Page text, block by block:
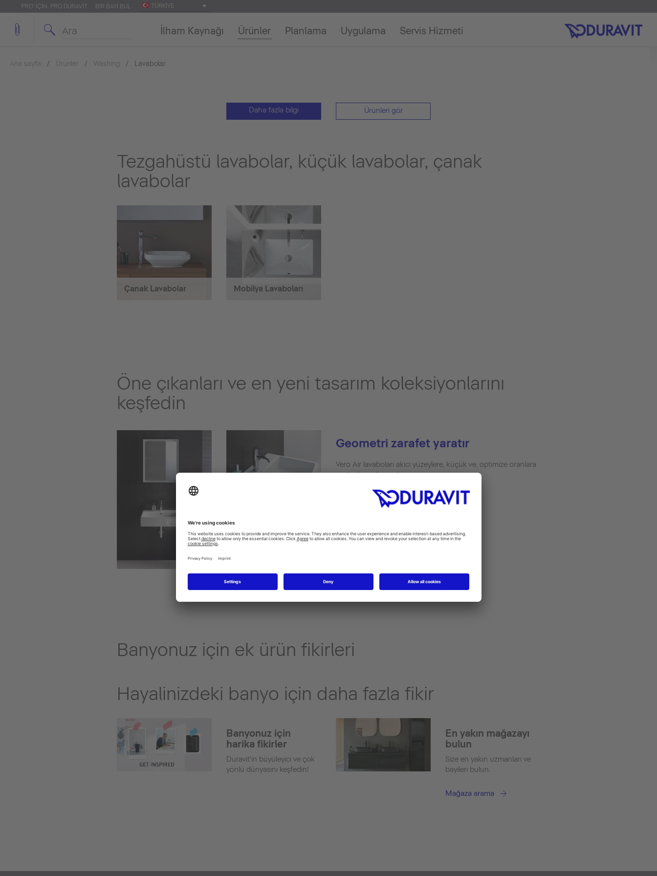
'PRO' IÇIN: PRO.DURAVIT BIR BAYI BUL TÜRKIYE
İlham Kaynağı Ürünler Planlama Uygulama Servis Hizmeti
Ana sayfa Ürünler Washing Lavabolar
Daha fazla bilgi Ürünleri gör
Tezgahüstü lavabolar, küçük lavabolar, çanak
lavabolar
Çanak Lavabolar Mobilya Lavaboları
Öne çıkanları ve en yeni tasarım koleksiyonlarını
keşfedin
Geometri zarafet yaratır
Vero Air lavaboları akıcı yüzeylere, küçük ve, optimize oranlara
ve dar kenarlara sahiptir.
Banyonuz için ek ürün fikirleri
Hayalinizdeki banyo için daha fazla fikir
Banyonuz için
harika fikirler
Duravit'in büyüleyici ve çok
yönlü dünyasını keşfedin!
En yakın mağazayı
bulun
Size en yakın uzmanları ve
bayileri bulun.
Mağaza arama